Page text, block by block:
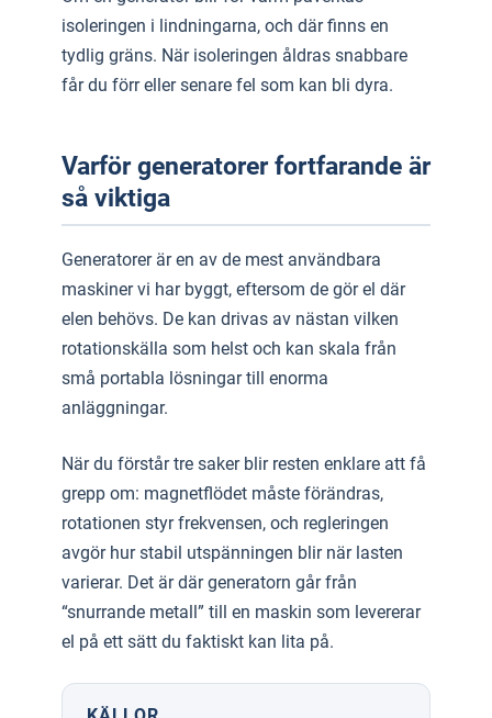
isoleringen i lindningarna, och där finns en
tydlig gräns. När isoleringen åldras snabbare
får du förr eller senare fel som kan bli dyra.
Varför generatorer fortfarande är
så viktiga
Generatorer är en av de mest användbara
maskiner vi har byggt, eftersom de gör el där
elen behövs. De kan drivas av nästan vilken
rotationskälla som helst och kan skala från
små portabla lösningar till enorma
anläggningar.
När du förstår tre saker blir resten enklare att få
grepp om: magnetflödet måste förändras,
rotationen styr frekvensen, och regleringen
avgör hur stabil utspänningen blir när lasten
varierar. Det är där generatorn går från
“snurrande metall” till en maskin som levererar
el på ett sätt du faktiskt kan lita på.